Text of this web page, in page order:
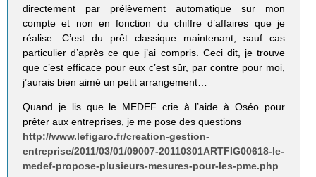
directement par prélèvement automatique sur mon
compte et non en fonction du chiffre d’affaires que je
réalise. C’est du prêt classique maintenant, sauf cas
particulier d’après ce que j’ai compris. Ceci dit, je trouve
que c’est efficace pour eux c’est sûr, par contre pour moi,
j’aurais bien aimé un petit arrangement…
Quand je lis que le MEDEF crie à l’aide à Oséo pour
prêter aux entreprises, je me pose des questions
http://www.lefigaro.fr/creation-gestion-
entreprise/2011/03/01/09007-20110301ARTFIG00618-le-
medef-propose-plusieurs-mesures-pour-les-pme.php